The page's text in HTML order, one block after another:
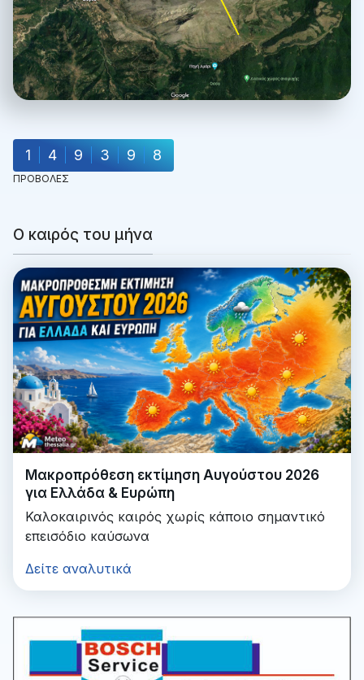
1 4 9 3 9 8
ΠΡΟΒΟΛΕΣ
Ο καιρός του μήνα
Μακροπρόθεση εκτίμηση Αυγούστου 2026
για Ελλάδα & Ευρώπη
Καλοκαιρινός καιρός χωρίς κάποιο σημαντικό
επεισόδιο καύσωνα
Δείτε αναλυτικά